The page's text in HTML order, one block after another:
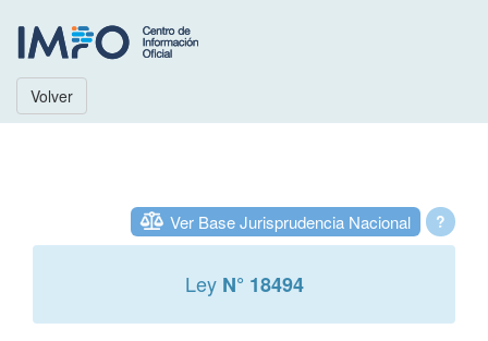
Volver
?
Ver Base Jurisprudencia Nacional
Ley N° 18494